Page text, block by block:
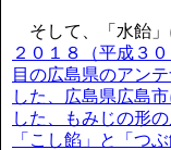
そして、「水飴」
２０１８（平成３
目の広島県のアン
した、広島県広島
した、もみじの形
「こし餡」と「つ